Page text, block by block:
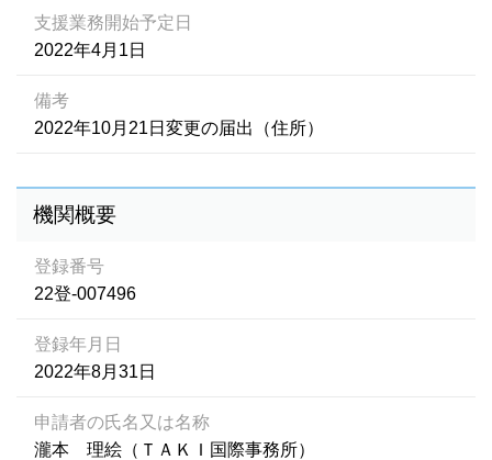
支援業務開始予定日
2022年4月1日
備考
2022年10月21日変更の届出（住所）
機関概要
登録番号
22登-007496
登録年月日
2022年8月31日
申請者の氏名又は名称
瀧本 理絵（ＴＡＫＩ国際事務所）